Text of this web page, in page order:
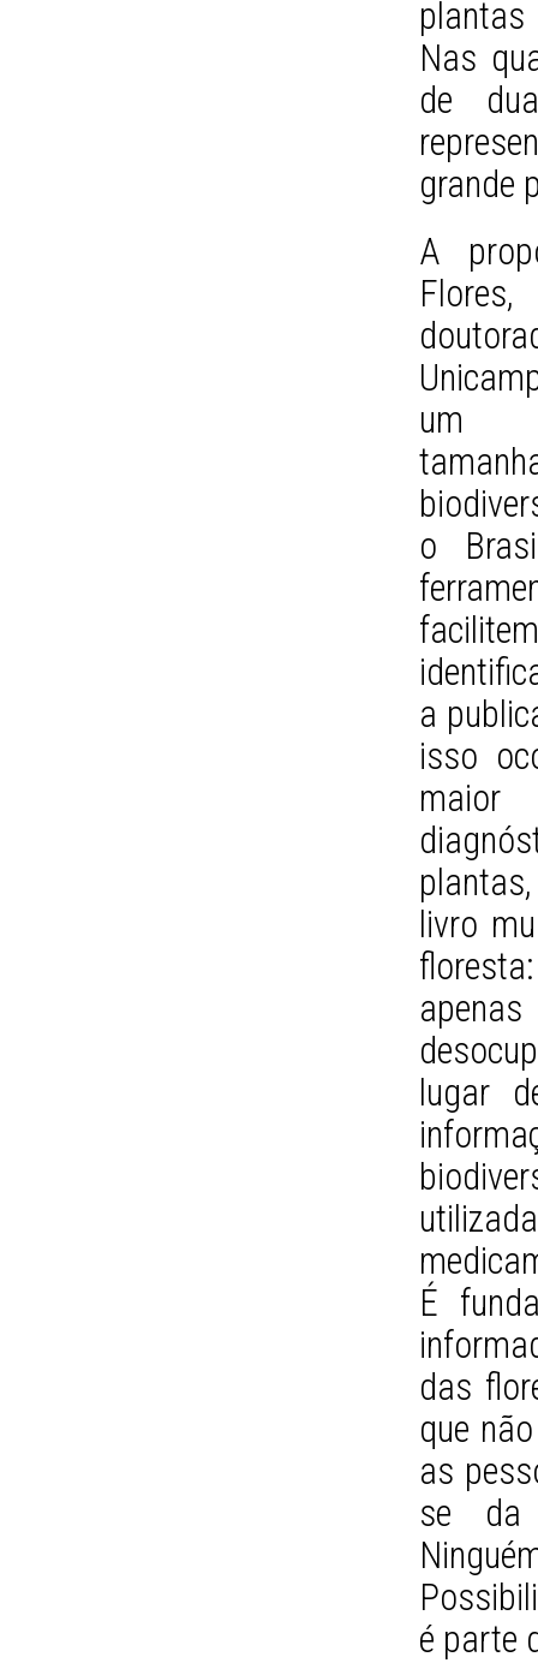
Nas
de
grande
A
um
o
a
isso
maior
livro
lugar
É
das
que
as
se da
é parte